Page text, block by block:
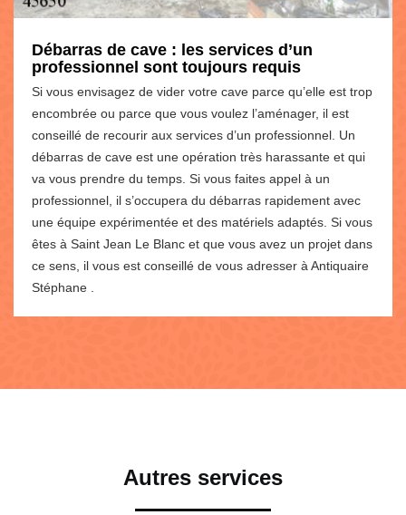
Débarras de cave : les services d’un
professionnel sont toujours requis
Si vous envisagez de vider votre cave parce qu’elle est trop
encombrée ou parce que vous voulez l’aménager, il est
conseillé de recourir aux services d’un professionnel. Un
débarras de cave est une opération très harassante et qui
va vous prendre du temps. Si vous faites appel à un
professionnel, il s’occupera du débarras rapidement avec
une équipe expérimentée et des matériels adaptés. Si vous
êtes à Saint Jean Le Blanc et que vous avez un projet dans
ce sens, il vous est conseillé de vous adresser à Antiquaire
Stéphane .
Autres services